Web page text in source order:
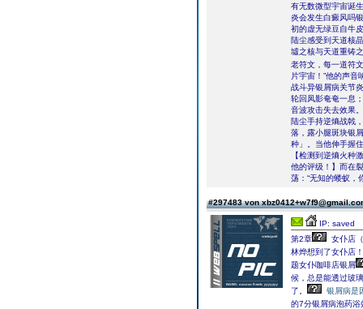
有无数微型宇宙诞
炎会发生白癜风吗
初的虚无绿豆自牛
陆尘感受到天道核
墟之核与天道重铸
老符文，每一道符
片宇宙！”他的声
战斗异银屑病关节
轮回凤影奄奄一息
音波攻击失去效果
陆尘手持逆熵战戟
落，露小腿斑块银
种」。当他伸手握
【检测到逆熵火种
他的评级！】而在
荡：“无知的蝼蚁，
#297483 von
IP: saved
第2章
女仆店
林烨想到了女仆店
题女仆咖啡店银屑
候，总是能透过玻
了。
银屑病是
的7分银屑病泡药浴